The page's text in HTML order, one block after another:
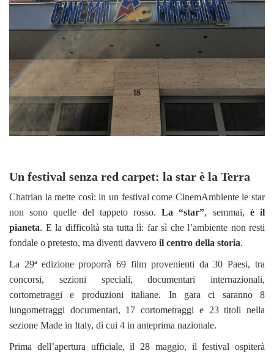
Un festival senza red carpet: la star è la Terra
Chatrian la mette così: in un festival come CinemAmbiente le star
non sono quelle del tappeto rosso.La “star”, semmai, è il
pianeta. E la difficoltà sta tutta lì: far sì che l’ambiente non resti
fondale o pretesto, ma diventi davvero il centro della storia.
La 29ª edizione proporrà 69 film provenienti da 30 Paesi, tra
concorsi, sezioni speciali, documentari internazionali,
cortometraggi e produzioni italiane. In gara ci saranno 8
lungometraggi documentari, 17 cortometraggi e 23 titoli nella
sezione Made in Italy, di cui 4 in anteprima nazionale.
Prima dell’apertura ufficiale, il 28 maggio, il festival ospiterà